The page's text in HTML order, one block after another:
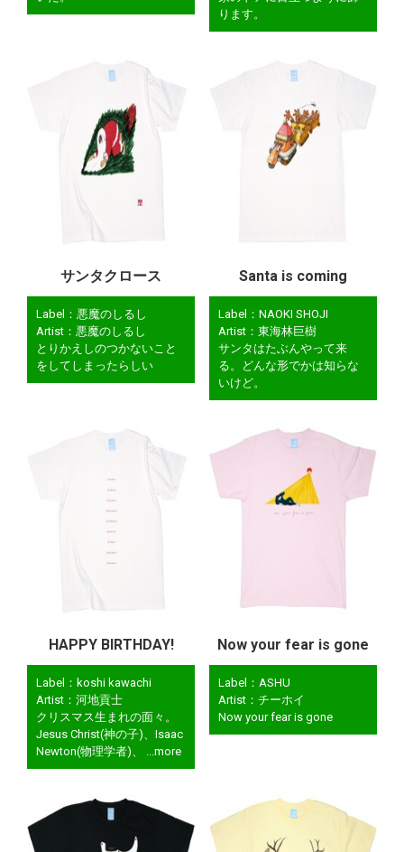
ります。
サンタクロース
Label：悪魔のしるし
Artist：悪魔のしるし
とりかえしのつかないこと
をしてしまったらしい
Santa is coming
Label：NAOKI SHOJI
Artist：東海林巨樹
サンタはたぶんやって来
る。どんな形でかは知らな
いけど。
HAPPY BIRTHDAY!
Label：koshi kawachi
Artist：河地貢士
クリスマス生まれの面々。
Jesus Christ(神の子)、Isaac
Newton(物理学者)、 ...more
Now your fear is gone
Label：ASHU
Artist：チーホイ
Now your fear is gone